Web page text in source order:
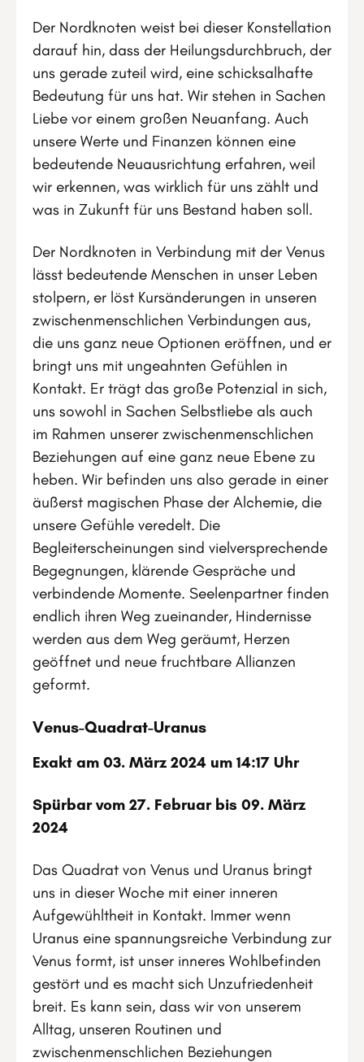
Der Nordknoten weist bei dieser Konstellation
darauf hin, dass der Heilungsdurchbruch, der
uns gerade zuteil wird, eine schicksalhafte
Bedeutung für uns hat. Wir stehen in Sachen
Liebe vor einem großen Neuanfang. Auch
unsere Werte und Finanzen können eine
bedeutende Neuausrichtung erfahren, weil
wir erkennen, was wirklich für uns zählt und
was in Zukunft für uns Bestand haben soll.
Der Nordknoten in Verbindung mit der Venus
lässt bedeutende Menschen in unser Leben
stolpern, er löst Kursänderungen in unseren
zwischenmenschlichen Verbindungen aus,
die uns ganz neue Optionen eröffnen, und er
bringt uns mit ungeahnten Gefühlen in
Kontakt. Er trägt das große Potenzial in sich,
uns sowohl in Sachen Selbstliebe als auch
im Rahmen unserer zwischenmenschlichen
Beziehungen auf eine ganz neue Ebene zu
heben. Wir befinden uns also gerade in einer
äußerst magischen Phase der Alchemie, die
unsere Gefühle veredelt. Die
Begleiterscheinungen sind vielversprechende
Begegnungen, klärende Gespräche und
verbindende Momente. Seelenpartner finden
endlich ihren Weg zueinander, Hindernisse
werden aus dem Weg geräumt, Herzen
geöffnet und neue fruchtbare Allianzen
geformt.
Venus-Quadrat-Uranus
Exakt am 03. März 2024 um 14:17 Uhr
Spürbar vom 27. Februar bis 09. März
2024
Das Quadrat von Venus und Uranus bringt
uns in dieser Woche mit einer inneren
Aufgewühltheit in Kontakt. Immer wenn
Uranus eine spannungsreiche Verbindung zur
Venus formt, ist unser inneres Wohlbefinden
gestört und es macht sich Unzufriedenheit
breit. Es kann sein, dass wir von unserem
Alltag, unseren Routinen und
zwischenmenschlichen Beziehungen